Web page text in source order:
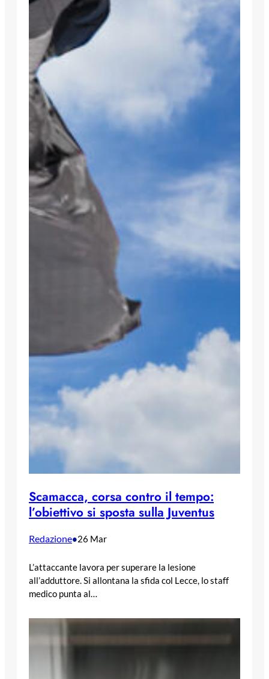
Scamacca, corsa contro il tempo:
l’obiettivo si sposta sulla Juventus
Redazione•26 Mar
L’attaccante lavora per superare la lesione
all’adduttore. Si allontana la sfida col Lecce, lo staff
medico punta al…